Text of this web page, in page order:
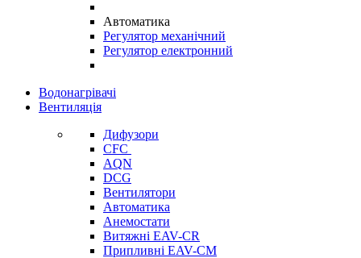
Автоматика
Регулятор механічний
Регулятор електронний
Водонагрівачі
Вентиляція
Дифузори
CFC
AQN
DCG
Вентилятори
Автоматика
Анемостати
Витяжні EAV-CR
Припливні EAV-CM